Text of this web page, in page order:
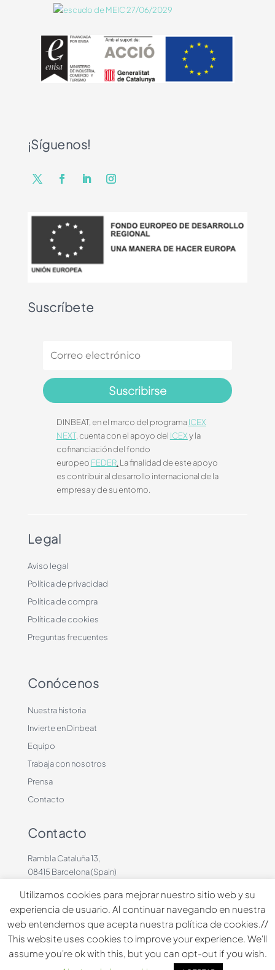
¡Síguenos!
Suscríbete
Suscribirse
DINBEAT, en el marco del programaICEX
NEXT, cuenta con el apoyo del ICEXy la
cofinanciación del fondo
europeo FEDER. La finalidad de este apoyo
es contribuir al desarrollo internacional de la
empresa y de su entorno.
Legal
Aviso legal
Política de privacidad
Política de compra
Política de cookies
Preguntas frecuentes
Conócenos
Nuestra historia
Invierte en Dinbeat
Equipo
Trabaja con nosotros
Prensa
Contacto
Contacto
Rambla Cataluña 13,
08415 Barcelona (Spain)
contacto@dinbeat.com
Copyright © 2026 Dindog Tech all rights reserved.
Utilizamos cookies para mejorar nuestro sitio web y su
experiencia de usuario. Al continuar navegando en nuestra
web entendemos que acepta nuestra política de cookies.//
This website uses cookies to improve your experience. We'll
assume you're ok with this, but you can opt-out if you wish.
English Français